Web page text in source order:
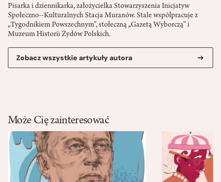
Pisarka i dziennikarka, założycielka Stowarzyszenia Inicjatyw
Społeczno--Kulturalnych Stacja Muranów. Stale współpracuje z
„Tygodnikiem Powszechnym”, stołeczną „Gazetą Wyborczą” i
Muzeum Historii Żydów Polskich.
Zobacz wszystkie artykuły autora
Może Cię zainteresować